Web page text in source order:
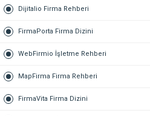
Dijitalio Firma Rehberi
FirmaPorta Firma Dizini
WebFirmio İşletme Rehberi
MapFirma Firma Rehberi
FirmaVita Firma Dizini